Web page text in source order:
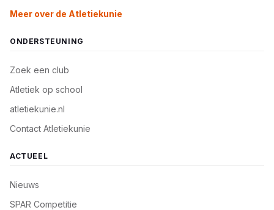
Meer over de Atletiekunie
ONDERSTEUNING
Zoek een club
Atletiek op school
atletiekunie.nl
Contact Atletiekunie
ACTUEEL
Nieuws
SPAR Competitie